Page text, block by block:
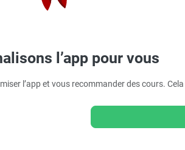
l’app pour vous
l’app et vous recommander des cours.